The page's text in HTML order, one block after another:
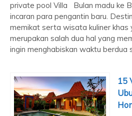
private pool Villa Bulan madu ke
incaran para pengantin baru.
memikat serta wisata kuliner khas
merupakan salah dua hal yang
ingin menghabiskan waktu berdua
15